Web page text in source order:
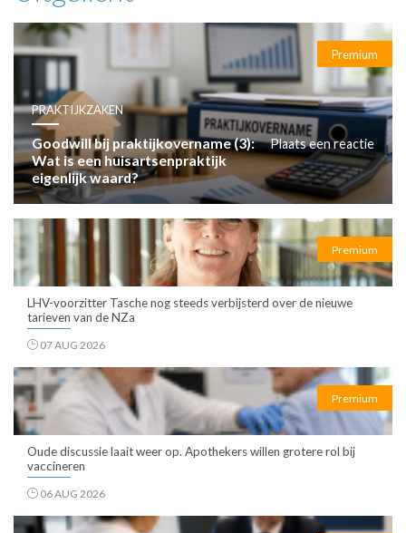
Premium
PRAKTIJKZAKEN
Goodwill bij praktijkovername (3):
Wat is een huisartsenpraktijk
eigenlijk waard?
Plaats een reactie
Premium
LHV-voorzitter Tasche nog steeds verbijsterd over de nieuwe
tarieven van de NZa
07 AUG 2026
Premium
Oude discussie laait weer op. Apothekers willen grotere rol bij
vaccineren
06 AUG 2026